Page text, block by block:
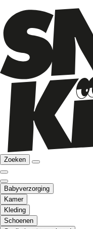
Zoeken
Babyverzorging
Kamer
Kleding
Schoenen